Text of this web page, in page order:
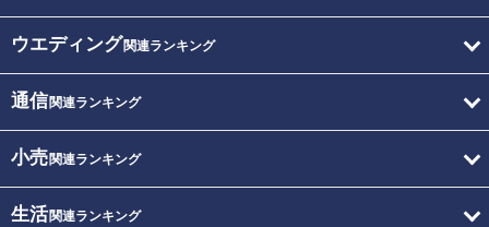
ウエディング関連ランキング
通信関連ランキング
小売関連ランキング
生活関連ランキング